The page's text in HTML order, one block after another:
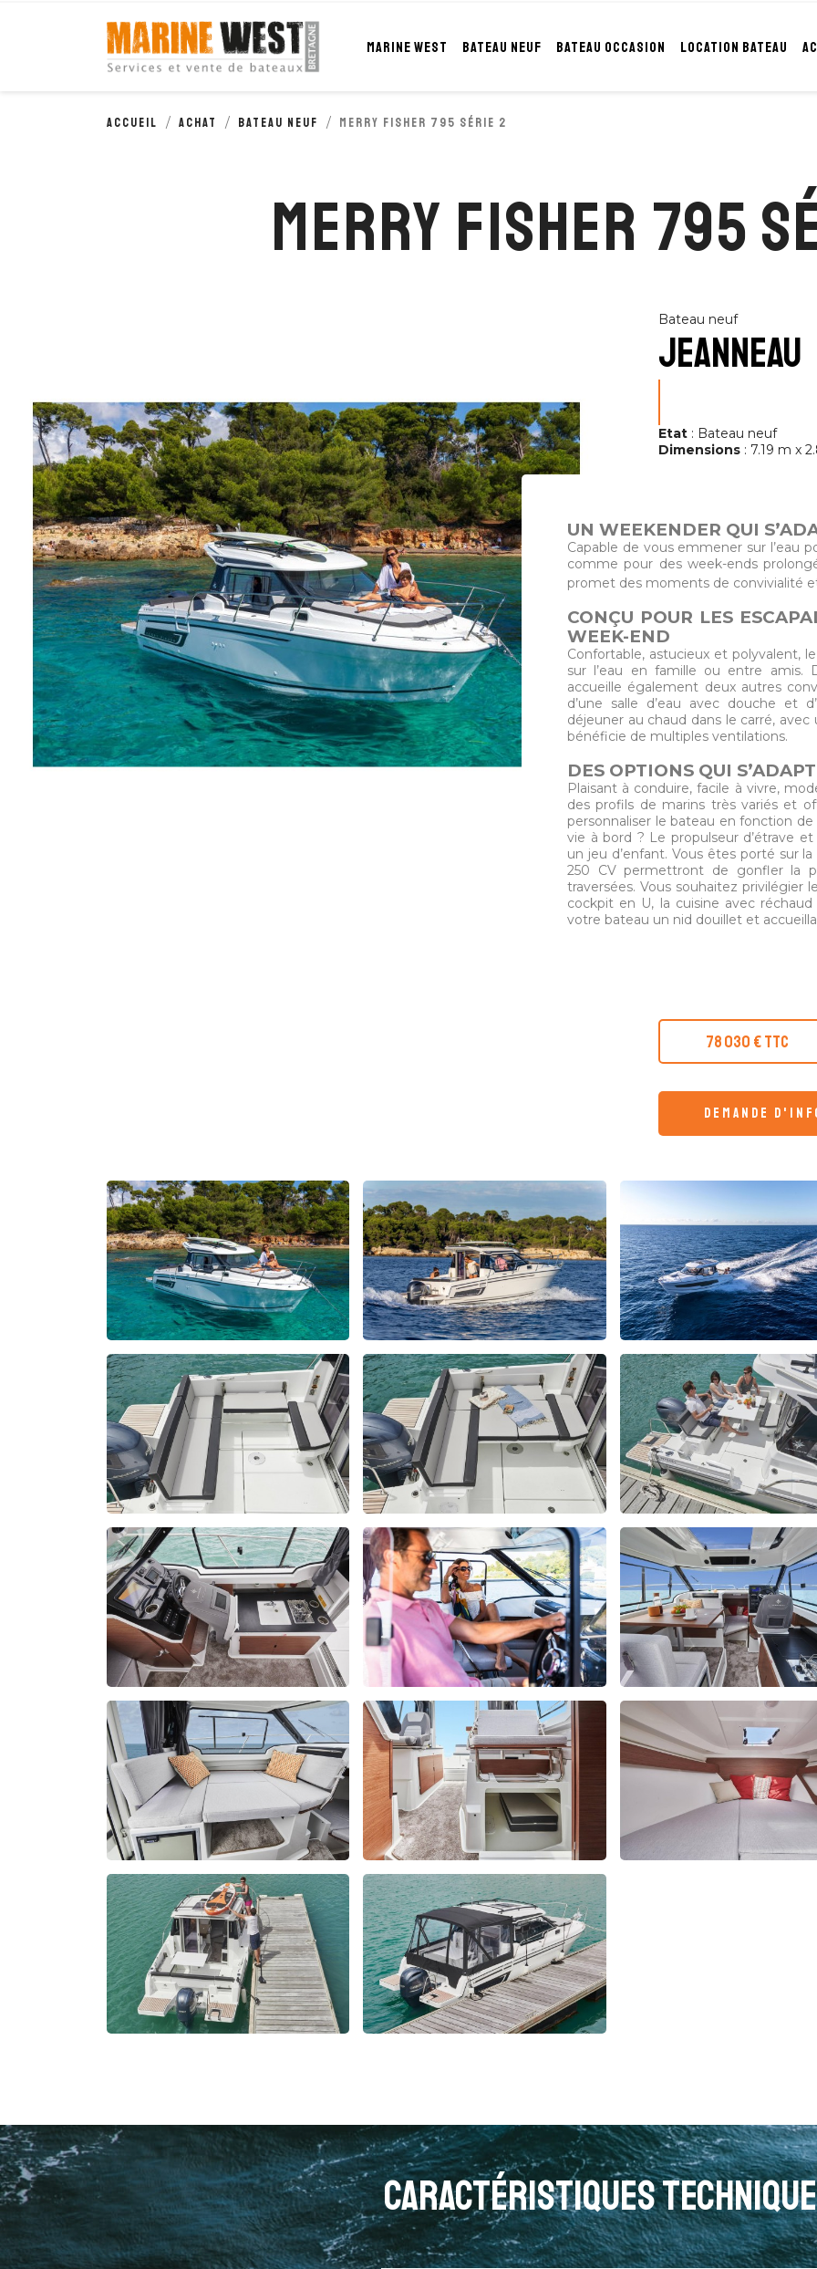
MARINE WEST BATEAU NEUF BATEAU OCCASION LOCATION BATEAU
Accueil Achat Bateau neuf MERRY FISHER 795 Série 2
MERRY FISHER 795
Bateau neuf
JEANNEAU
Etat : Bateau neuf
Dimensions : 7.19 m x
UN WEEKENDER QUI
Capable de vous emmener sur l’eau
comme pour des week-ends
promet des moments de convivialité
CONÇU POUR LES
WEEK-END
Confortable, astucieux et polyvalent, le
sur l’eau en famille ou entre amis.
accueille également deux autres
d’une salle d’eau avec douche et
déjeuner au chaud dans le carré,
bénéficie de multiples ventilations.
DES OPTIONS QUI
Plaisant à conduire, facile à vivre,
des profils de marins très variés et
personnaliser le bateau en fonction
vie à bord ? Le propulseur d’étrave
un jeu d’enfant. Vous êtes porté sur
250 CV permettront de gonfler la
traversées. Vous souhaitez
cockpit en U, la cuisine avec
votre bateau un nid douillet et
78 030 € TTC
demande
caractéristiques